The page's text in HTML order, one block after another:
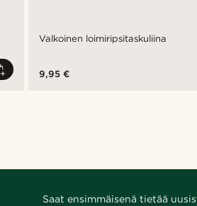
Valkoinen loimiripsitaskuliina
9,95 €
Saat ensimmäisenä tietää